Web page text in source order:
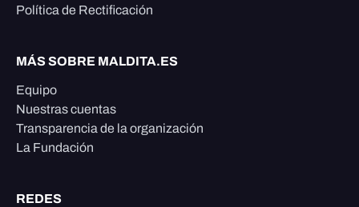
Política de Rectificación
MÁS SOBRE MALDITA.ES
Equipo
Nuestras cuentas
Transparencia de la organización
La Fundación
REDES